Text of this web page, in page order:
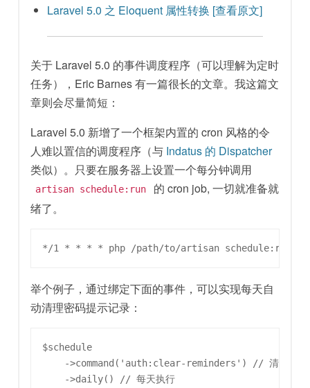
Laravel 5.0 之 Eloquent 属性转换 [查看原文]
关于 Laravel 5.0 的事件调度程序（可以理解为定时
任务），Eric Barnes 有一篇很长的文章。我这篇文
章则会尽量简短：
Laravel 5.0 新增了一个框架内置的 cron 风格的令
人难以置信的调度程序（与 Indatus 的 Dispatcher
类似）。只要在服务器上设置一个每分钟调用
artisan schedule:run
的 cron job, 一切就准备就
绪了。
举个例子，通过绑定下面的事件，可以实现每天自
动清理密码提示记录：
$schedule
->command('auth:clear-reminders') // 清理密码
    ->daily() // 每天执行